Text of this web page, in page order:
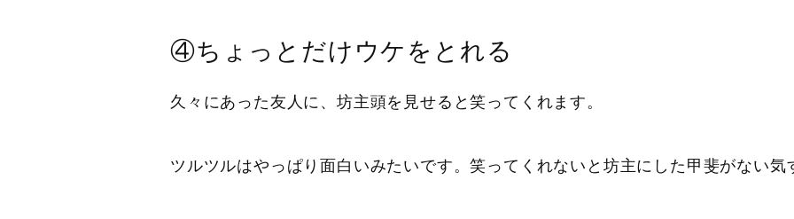
④ちょっとだけウケをとれる
久々にあった友人に、坊主頭を見せると笑ってくれます。
ツルツルはやっぱり面白いみたいです。笑ってくれないと坊主にした甲斐がない気